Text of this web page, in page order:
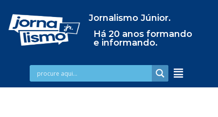
Jornalismo Júnior.
Há 20 anos formando
e informando.